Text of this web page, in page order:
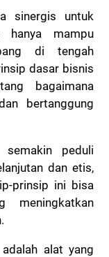
sinergis untuk
hanya mampu
di tengah
dasar bisnis
bagaimana
bertanggung
peduli
dan etis,
prinsip ini bisa
meningkatkan
alat yang